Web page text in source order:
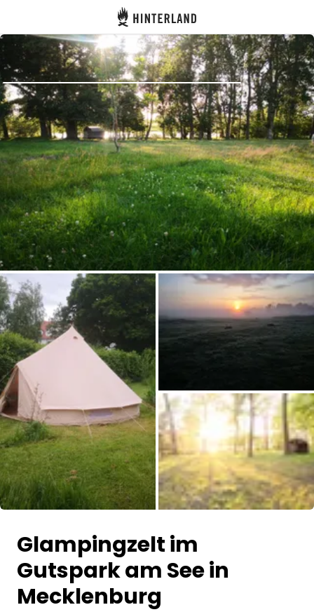
Hinterland
Anmelden
Registrieren
Gastgeber werden
Zelt- & Stellplätze
Unterkünfte
Routen
Frag Howdy
Fotoinspiration
Tipps & Inspiration
Stories
Gutscheine
Shop
Kontakt
Glampingzelt im
Gutspark am See in
Mecklenburg